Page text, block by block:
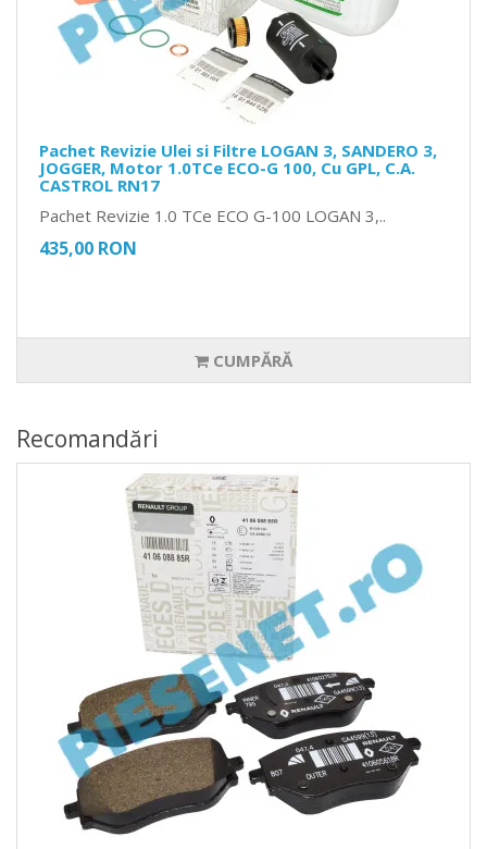
Pachet Revizie Ulei si Filtre LOGAN 3, SANDERO 3,
JOGGER, Motor 1.0TCe ECO-G 100, Cu GPL, C.A.
CASTROL RN17
Pachet Revizie 1.0 TCe ECO G-100 LOGAN 3,..
435,00 RON
CUMPĂRĂ
Recomandări